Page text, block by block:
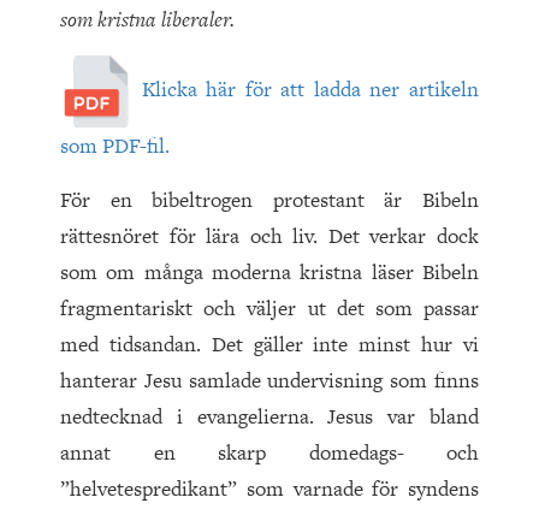
som kristna liberaler.
Klicka här för att ladda ner artikeln
som PDF-fil.
För en bibeltrogen protestant är Bibeln
rättesnöret för lära och liv. Det verkar dock
som om många moderna kristna läser Bibeln
fragmentariskt och väljer ut det som passar
med tidsandan. Det gäller inte minst hur vi
hanterar Jesu samlade undervisning som finns
nedtecknad i evangelierna. Jesus var bland
annat en skarp domedags- och
”helvetespredikant” som varnade för syndens